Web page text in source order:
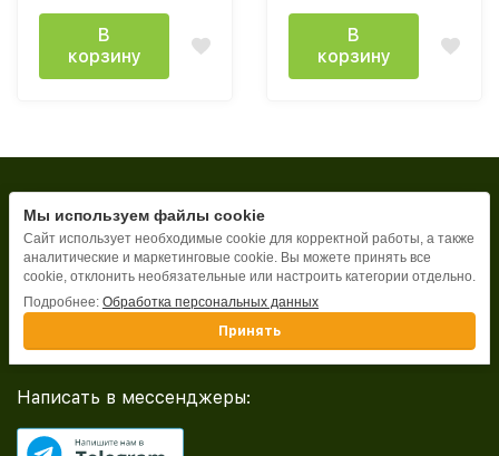
В
корзину
В
корзину
+7 (901)130-41-81
+7 (8442) 96-86-06
Написать в мессенджеры:
Мы используем файлы cookie
Сайт использует необходимые cookie для корректной работы, а также
аналитические и маркетинговые cookie. Вы можете принять все
cookie, отклонить необязательные или настроить категории отдельно.
Подробнее: Обработка персональных данных
Принять